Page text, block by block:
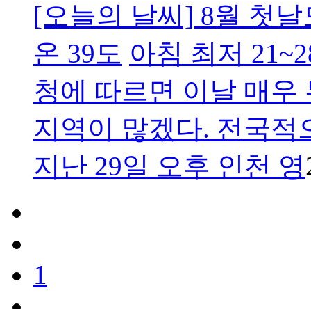
[오늘의 날씨] 8월 첫
온 39도 아침 최저
청에 따르면 이날 매우
지역이 많겠다. 전국적
지난 29일 오후 인천 영
1